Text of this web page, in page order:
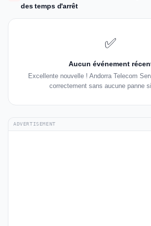
des temps d'arrêt
✅
Aucun événement
Excellente nouvelle ! Andorra Telecom
correctement sans aucune panne
ADVERTISEMENT